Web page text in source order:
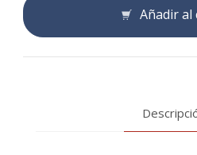
Añadir al